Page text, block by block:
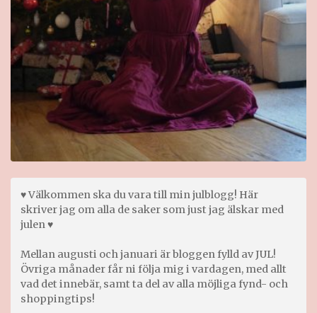
♥ Välkommen ska du vara till min julblogg! Här
skriver jag om alla de saker som just jag älskar med
julen ♥
Mellan augusti och januari är bloggen fylld av JUL!
Övriga månader får ni följa mig i vardagen, med allt
vad det innebär, samt ta del av alla möjliga fynd- och
shoppingtips!